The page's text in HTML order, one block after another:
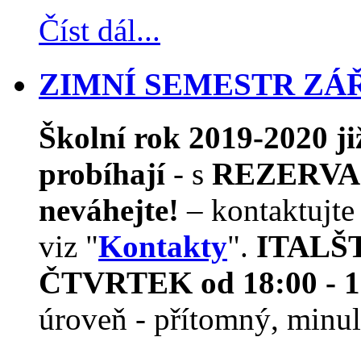
Číst dál...
ZIMNÍ SEMESTR
Školní rok 2019-2020
probíhají- s
neváhejte! –
viz "Kontakty".
ČTVRTEK od 18:00 -
úroveň - přítomný,